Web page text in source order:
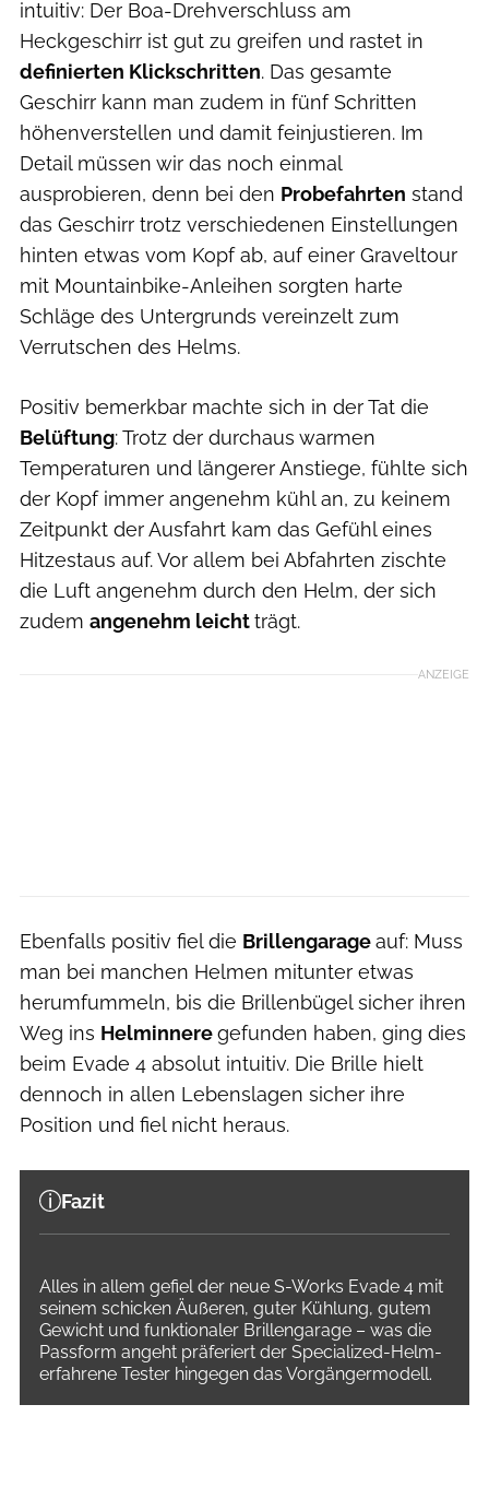
intuitiv: Der Boa-Drehverschluss am
Heckgeschirr ist gut zu greifen und rastet in
definierten Klickschritten. Das gesamte
Geschirr kann man zudem in fünf Schritten
höhenverstellen und damit feinjustieren. Im
Detail müssen wir das noch einmal
ausprobieren, denn bei den Probefahrten stand
das Geschirr trotz verschiedenen Einstellungen
hinten etwas vom Kopf ab, auf einer Graveltour
mit Mountainbike-Anleihen sorgten harte
Schläge des Untergrunds vereinzelt zum
Verrutschen des Helms.
Positiv bemerkbar machte sich in der Tat die
Belüftung: Trotz der durchaus warmen
Temperaturen und längerer Anstiege, fühlte sich
der Kopf immer angenehm kühl an, zu keinem
Zeitpunkt der Ausfahrt kam das Gefühl eines
Hitzestaus auf. Vor allem bei Abfahrten zischte
die Luft angenehm durch den Helm, der sich
zudem angenehm leichtträgt.
ANZEIGE
Ebenfalls positiv fiel die Brillengarageauf: Muss
man bei manchen Helmen mitunter etwas
herumfummeln, bis die Brillenbügel sicher ihren
Weg ins Helminneregefunden haben, ging dies
beim Evade 4 absolut intuitiv. Die Brille hielt
dennoch in allen Lebenslagen sicher ihre
Position und fiel nicht heraus.
Fazit
Alles in allem gefiel der neue S-Works Evade 4 mit
seinem schicken Äußeren, guter Kühlung, gutem
Gewicht und funktionaler Brillengarage – was die
Passform angeht präferiert der Specialized-Helm-
erfahrene Tester hingegen das Vorgängermodell.